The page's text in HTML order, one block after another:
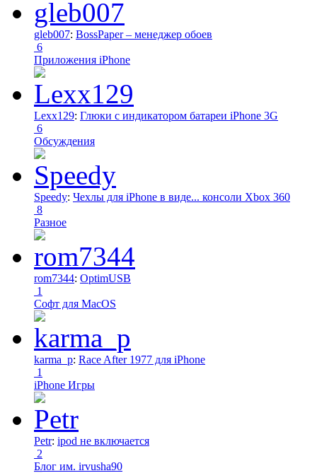
gleb007: BossPaper – менеджер обоев
6
Приложения iPhone
Lexx129: Глюки с индикатором батареи iPhone 3G
6
Обсуждения
Speedy: Чехлы для iPhone в виде... консоли Xbox 360
8
Разное
rom7344: OptimUSB
1
Софт для MacOS
karma_p: Race After 1977 для iPhone
1
iPhone Игры
Petr: ipod не включается
2
Блог им. irvusha90